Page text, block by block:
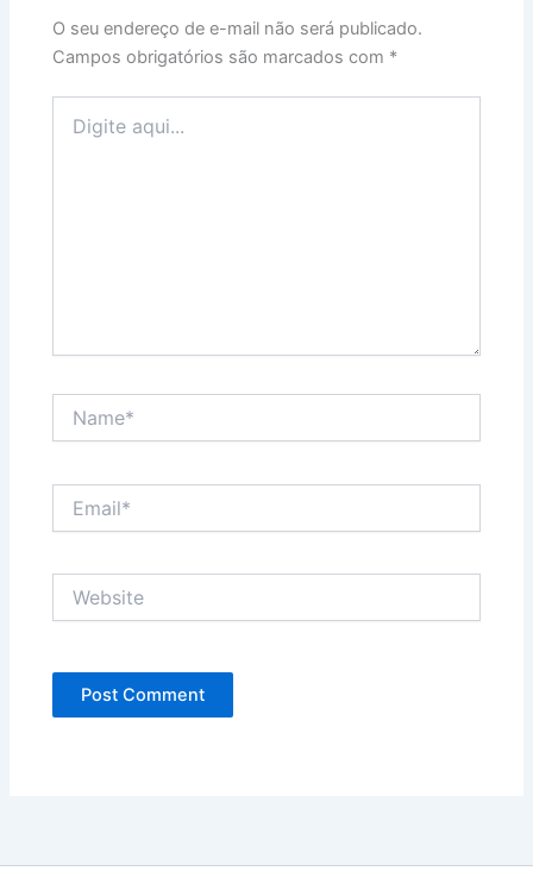
O seu endereço de e-mail não será publicado.
Campos obrigatórios são marcados com *
aqui...